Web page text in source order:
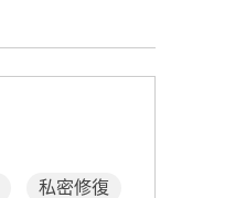
私密修復